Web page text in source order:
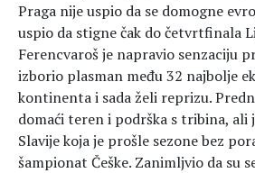
Praga nije uspio da se domogne
uspio da stigne čak do četvrtfinala
Ferencvaroš je napravio senzaciju
izborio plasman među 32 najbolje
kontinenta i sada želi reprizu.
domaći teren i podrška s tribina,
Slavije koja je prošle sezone bez
šampionat Češke. Zanimljvio da su